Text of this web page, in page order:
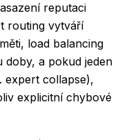
reputaci
routing vytváří
load balancing
doby, a pokud jeden
expert collapse),
explicitní chybové